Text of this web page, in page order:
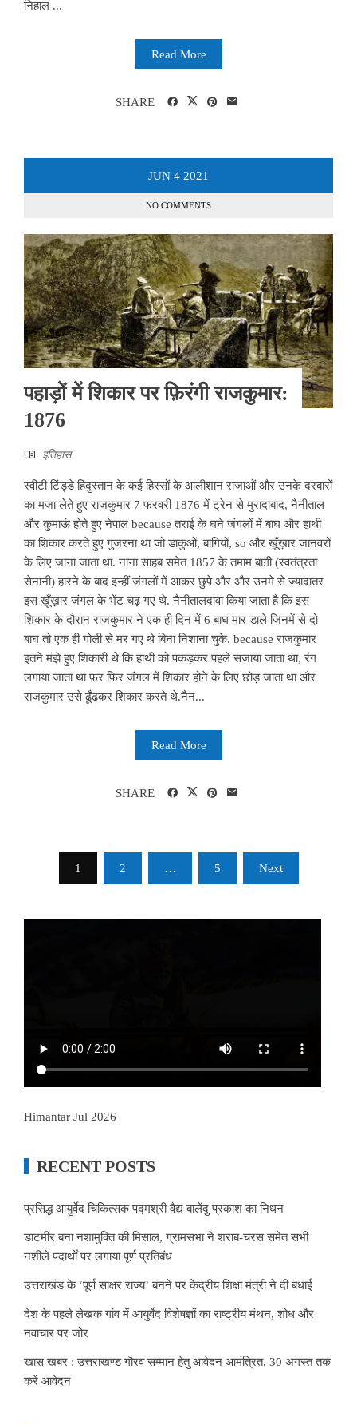
निहाल ...
Read More
SHARE
JUN 4 2021
NO COMMENTS
पहाड़ों में शिकार पर फ़िरंगी राजकुमार:
1876
इतिहास
स्वीटी टिंड्डे हिंदुस्तान के कई हिस्सों के आलीशान राजाओं और उनके दरबारों
का मजा लेते हुए राजकुमार 7 फरवरी 1876 में ट्रेन से मुरादाबाद, नैनीताल
और कुमाऊं होते हुए नेपाल because तराई के घने जंगलों में बाघ और हाथी
का शिकार करते हुए गुजरना था जो डाकुओं, बाग़ियों, so और ख़ूँख़ार जानवरों
के लिए जाना जाता था. नाना साहब समेत 1857 के तमाम बाग़ी (स्वतंत्रता
सेनानी) हारने के बाद इन्हीं जंगलों में आकर छुपे और और उनमे से ज्यादातर
इस ख़ूँख़ार जंगल के भेंट चढ़ गए थे. नैनीतालदावा किया जाता है कि इस
शिकार के दौरान राजकुमार ने एक ही दिन में 6 बाघ मार डाले जिनमें से दो
बाघ तो एक ही गोली से मर गए थे बिना निशाना चुके. because राजकुमार
इतने मंझे हुए शिकारी थे कि हाथी को पकड़कर पहले सजाया जाता था, रंग
लगाया जाता था फ़र फिर जंगल में शिकार होने के लिए छोड़ जाता था और
राजकुमार उसे ढूँढकर शिकार करते थे.नैन...
Read More
SHARE
pagination
1 2 … 5 Next
Himantar Jul 2026
RECENT POSTS
प्रसिद्ध आयुर्वेद चिकित्सक पद्मश्री वैद्य बालेंदु प्रकाश का निधन
डाटमीर बना नशामुक्ति की मिसाल, ग्रामसभा ने शराब-चरस समेत सभी
नशीले पदार्थों पर लगाया पूर्ण प्रतिबंध
उत्तराखंड के ‘पूर्ण साक्षर राज्य’ बनने पर केंद्रीय शिक्षा मंत्री ने दी बधाई
देश के पहले लेखक गांव में आयुर्वेद विशेषज्ञों का राष्ट्रीय मंथन, शोध और
नवाचार पर जोर
खास खबर : उत्तराखण्ड गौरव सम्मान हेतु आवेदन आमंत्रित, 30 अगस्त तक
करें आवेदन